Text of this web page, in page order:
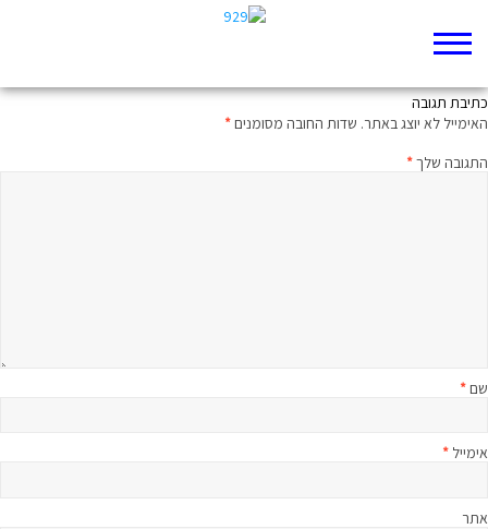
כתיבת תגובה
האימייל לא יוצג באתר. שדות החובה מסומנים*
התגובה שלך*
שם*
אימייל *
אתר